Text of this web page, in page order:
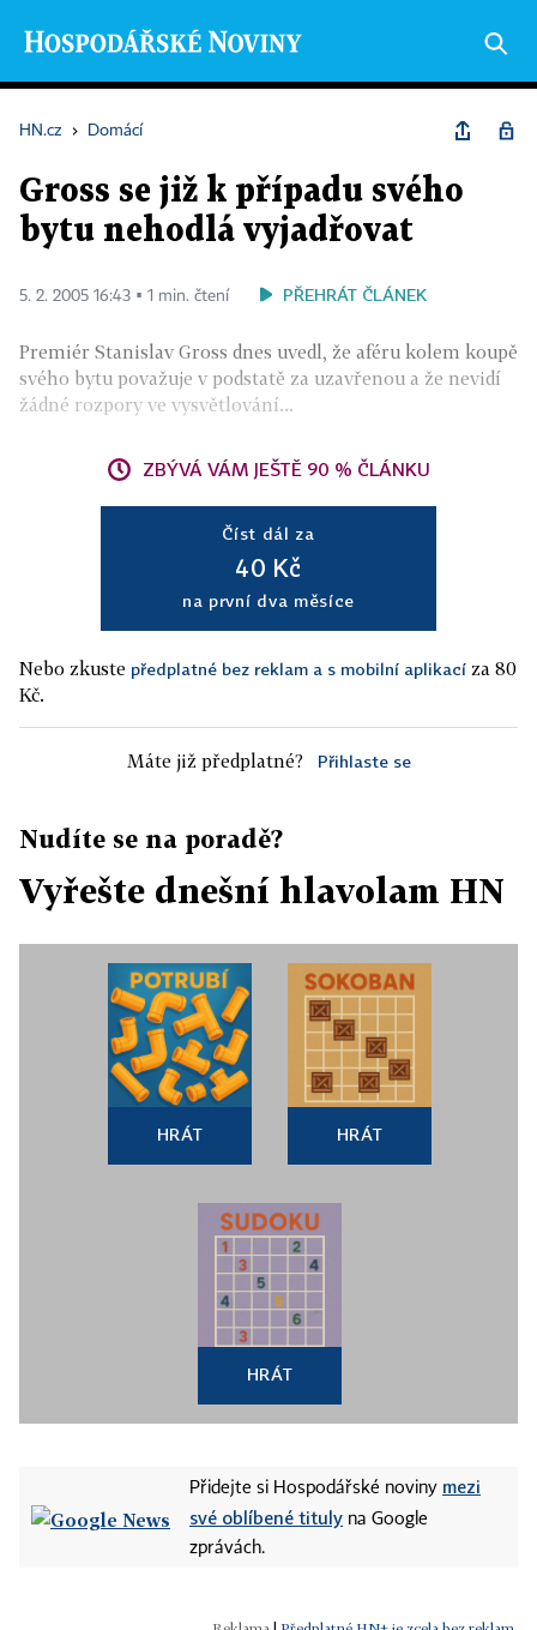
HN.cz › Domácí
Gross se již k případu svého
bytu nehodlá vyjadřovat
5. 2. 2005 16:43 ▪ 1 min. čtení PŘEHRÁT ČLÁNEK
Premiér Stanislav Gross dnes uvedl, že aféru kolem koupě
svého bytu považuje v podstatě za uzavřenou a že nevidí
žádné rozpory ve vysvětlování...
ZBÝVÁ VÁM JEŠTĚ 90 % ČLÁNKU
Číst dál za
40 Kč
na první dva měsíce
Nebo zkuste předplatné bez reklam a s mobilní aplikací za 80
Kč.
Máte již předplatné? Přihlaste se
Nudíte se na poradě?
Vyřešte dnešní hlavolam HN
HRÁT HRÁT
HRÁT
Přidejte si Hospodářské noviny mezi
své oblíbené tituly na Google
zprávách.